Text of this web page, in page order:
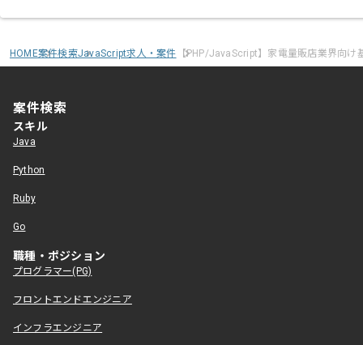
HOME案件検索JavaScript求人・案件 【PHP/JavaScript】家電量販店業界向け
案件検索
スキル
Java
Python
Ruby
Go
職種・ポジション
プログラマー(PG)
フロントエンドエンジニア
インフラエンジニア